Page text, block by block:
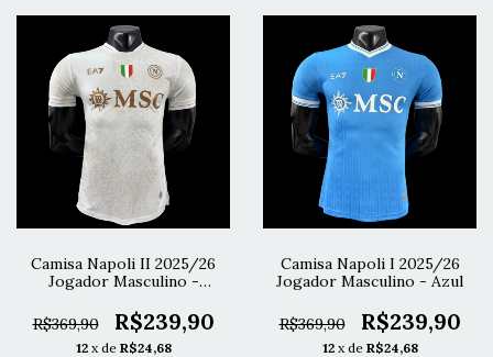
Camisa Napoli II 2025/26
Jogador Masculino -
R$369,90
R$239,90
12 x de R$24,68
Camisa Napoli I 2025/26
Jogador Masculino - Azul
R$369,90 R$239,90
12 x de R$24,68